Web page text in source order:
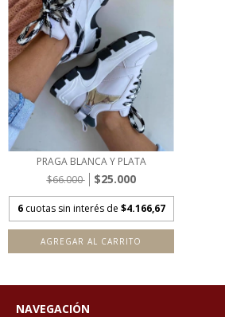
PRAGA BLANCA Y PLATA
$66.000
$25.000
6 cuotas sin interés de $4.166,67
AGREGAR AL CARRITO
NAVEGACIÓN